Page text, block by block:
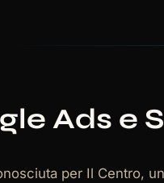
Ads e
per Il Centro,